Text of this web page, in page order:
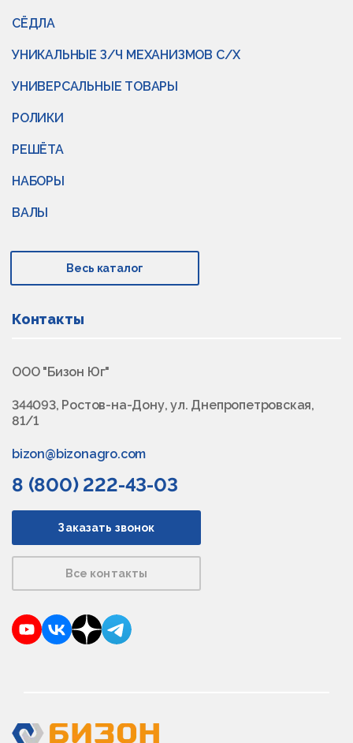
СЁДЛА
УНИКАЛЬНЫЕ З/Ч МЕХАНИЗМОВ С/Х
УНИВЕРСАЛЬНЫЕ ТОВАРЫ
РОЛИКИ
РЕШЁТА
НАБОРЫ
ВАЛЫ
Весь каталог
Контакты
ООО "Бизон Юг"
344093, Ростов-на-Дону, ул. Днепропетровская,
81/1
bizon@bizonagro.com
8 (800) 222-43-03
Заказать звонок
Все контакты
YouTubeVKontakte
DzenTelegram